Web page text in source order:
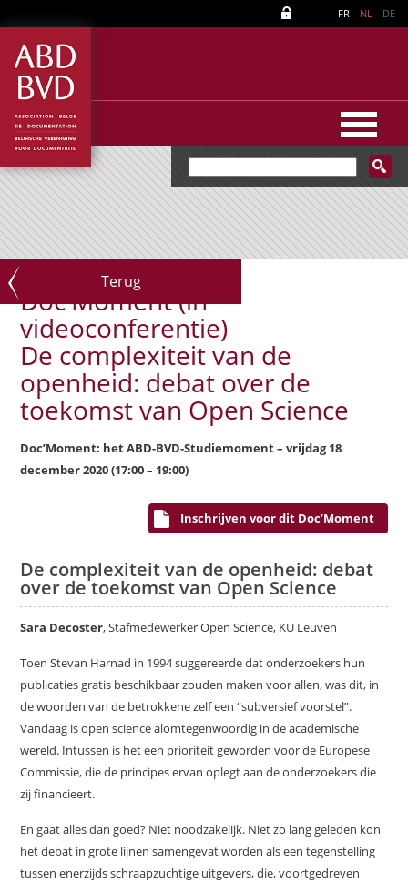
FR NL DE
Terug
Doc'Moment (in
videoconferentie)
De complexiteit van de
openheid: debat over de
toekomst van Open Science
Doc’Moment: het ABD-BVD-Studiemoment – vrijdag 18
december 2020 (17:00 – 19:00)
Inschrijven voor dit Doc’Moment
De complexiteit van de openheid: debat
over de toekomst van Open Science
Sara Decoster, Stafmedewerker Open Science, KU Leuven
Toen Stevan Harnad in 1994 suggereerde dat onderzoekers hun
publicaties gratis beschikbaar zouden maken voor allen, was dit, in
de woorden van de betrokkene zelf een “subversief voorstel”.
Vandaag is open science alomtegenwoordig in de academische
wereld. Intussen is het een prioriteit geworden voor de Europese
Commissie, die de principes ervan oplegt aan de onderzoekers die
zij financieert.
En gaat alles dan goed? Niet noodzakelijk. Niet zo lang geleden kon
het debat in grote lijnen samengevat worden als een tegenstelling
tussen enerzijds schraapzuchtige uitgevers, die, voortgedreven